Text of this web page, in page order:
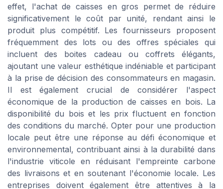
effet, l'achat de caisses en gros permet de réduire
significativement le coût par unité, rendant ainsi le
produit plus compétitif. Les fournisseurs proposent
fréquemment des lots ou des offres spéciales qui
incluent des boites cadeau ou coffrets élégants,
ajoutant une valeur esthétique indéniable et participant
à la prise de décision des consommateurs en magasin.
Il est également crucial de considérer l'aspect
économique de la production de caisses en bois. La
disponibilité du bois et les prix fluctuent en fonction
des conditions du marché. Opter pour une production
locale peut être une réponse au défi économique et
environnemental, contribuant ainsi à la durabilité dans
l'industrie viticole en réduisant l'empreinte carbone
des livraisons et en soutenant l'économie locale. Les
entreprises doivent également être attentives à la